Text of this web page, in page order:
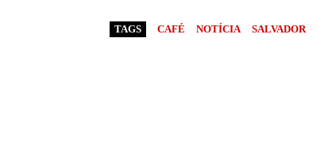
TAGS CAFÉ NOTÍCIA SALVADOR